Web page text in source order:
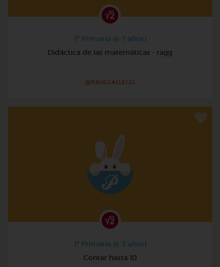
1º Primaria (6-7 años)
Didáctica de las matemáticas - ragg
@RAULGALLEGO
1º Primaria (6-7 años)
Contar hasta 10